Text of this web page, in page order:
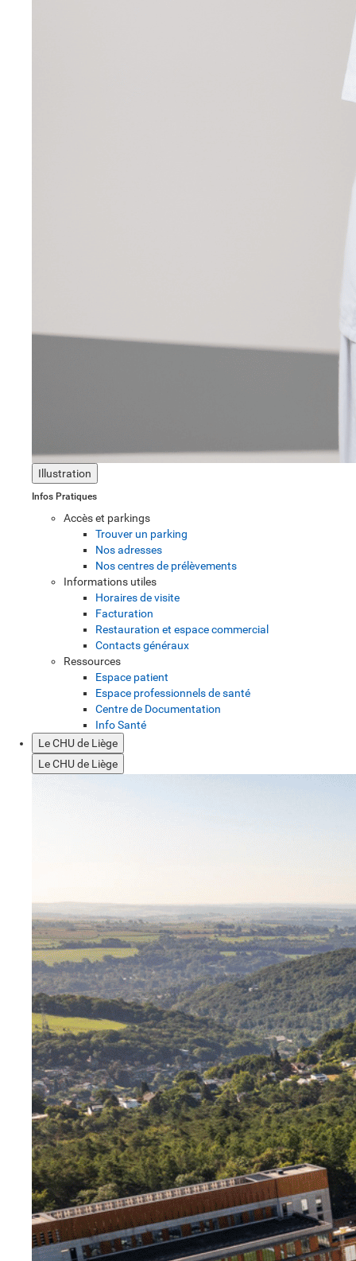
Illustration
Infos Pratiques
Accès et parkings
Trouver un parking
Nos adresses
Nos centres de prélèvements
Informations utiles
Horaires de visite
Facturation
Restauration et espace commercial
Contacts généraux
Ressources
Espace patient
Espace professionnels de santé
Centre de Documentation
Info Santé
Le CHU de Liège
Le CHU de Liège